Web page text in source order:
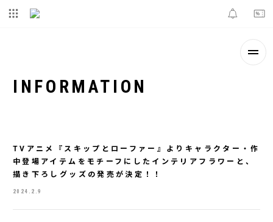
INFORMATION
TVアニメ『スキップとローファー』よりキャラクター・作
中登場アイテムをモチーフにしたインテリアフラワーと、
描き下ろしグッズの発売が決定！！
2024.2.9